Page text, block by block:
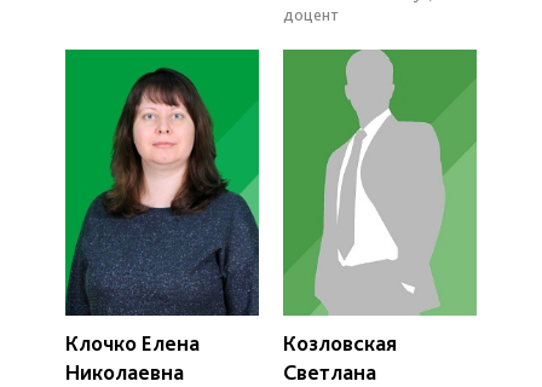
доцент
Клочко Елена
Николаевна
Козловская
Светлана